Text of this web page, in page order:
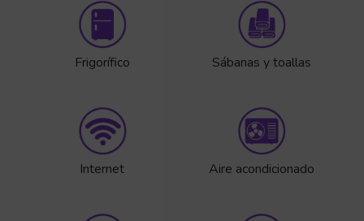
Frigorífico Sábanas y toallas
Internet Aire acondicionado